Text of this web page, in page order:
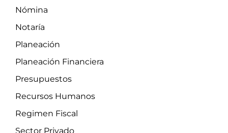
Nómina
Notaría
Planeación
Planeación Financiera
Presupuestos
Recursos Humanos
Regimen Fiscal
Sector Privado